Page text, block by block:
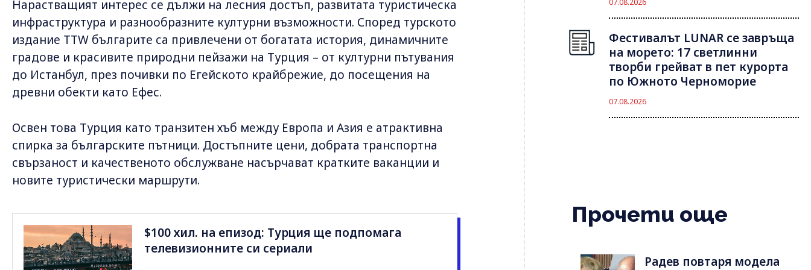
Нарастващият интерес се дължи на лесния достъп, развитата туристическа
инфраструктура и разнообразните културни възможности. Според турското
издание TTW българите са привлечени от богатата история, динамичните
градове и красивите природни пейзажи на Турция – от културни пътувания
до Истанбул, през почивки по Егейското крайбрежие, до посещения на
древни обекти като Ефес.
Освен това Турция като транзитен хъб между Европа и Азия е атрактивна
спирка за българските пътници. Достъпните цени, добрата транспортна
свързаност и качественото обслужване насърчават кратките ваканции и
новите туристически маршрути.
$100 хил. на епизод: Турция ще подпомага
телевизионните си сериали
Фестивалът LUNAR се завръща
на морето: 17 светлинни
творби грейват в пет курорта
по Южното Черноморие
07.08.2026
Прочети още
Радев повтаря модела